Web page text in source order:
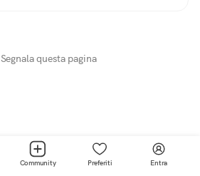
Segnala questa pagina
Community Preferiti Entra